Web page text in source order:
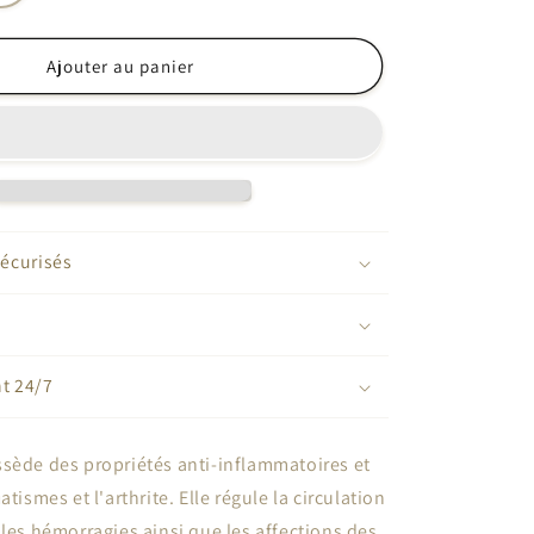
la
quantité
Pendentif
Ajouter au panier
24/7
des propriétés anti-inflammatoires et
et l'arthrite. Elle régule la circulation